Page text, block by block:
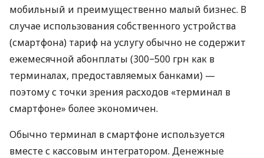
мобильный и преимущественно малый бизнес. В
случае использования собственного устройства
(смартфона) тариф на услугу обычно не содержит
ежемесячной абонплаты (300−500 грн как в
терминалах, предоставляемых банками) —
поэтому с точки зрения расходов «терминал в
смартфоне» более экономичен.
Обычно терминал в смартфоне используется
вместе с кассовым интегратором. Денежные